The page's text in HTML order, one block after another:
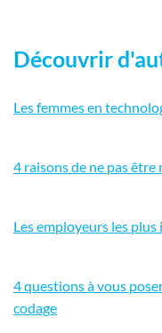
Découvrir
Les femmes en
4 raisons de ne pas
Les employeurs les
4 questions à vous
codage